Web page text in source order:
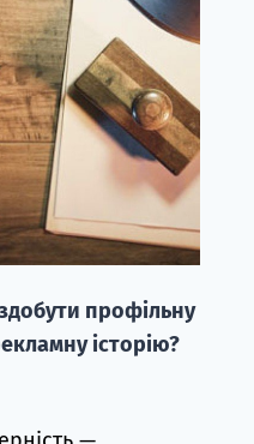
профільну
історію?